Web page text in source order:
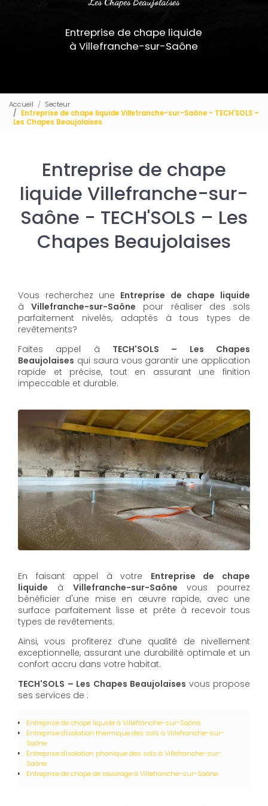
Entreprise de chape liquide
à Villefranche-sur-Saône
Accueil
Secteur
Entreprise de chape liquide Villefranche-sur-Saône - TECH'SOLS –
Les Chapes Beaujolaises
Entreprise de chape
liquide Villefranche-sur-
Saône - TECH'SOLS – Les
Chapes Beaujolaises
Vous recherchez une Entreprise de chape liquide
àVillefranche-sur-Saône pour réaliser des sols
parfaitement nivelés, adaptés à tous types de
revêtements?
Faites appel à TECH'SOLS – Les Chapes
Beaujolaises qui saura vous garantir une application
rapide et précise, tout en assurant une finition
impeccable et durable.
En faisant appel à votre Entreprise de chape
liquide à Villefranche-sur-Saône vous pourrez
bénéficier d'une mise en œuvre rapide, avec une
surface parfaitement lisse et prête à recevoir tous
types de revêtements.
Ainsi, vous profiterez d’une qualité de nivellement
exceptionnelle, assurant une durabilité optimale et un
confort accru dans votre habitat.
TECH'SOLS – Les Chapes Beaujolaises vous propose
ses services de :
Entreprise de chape liquideà Villefranche-sur-Saône
Entreprise d'isolation thermique des sols à Villefranche-sur-
Saône
Entreprise d'isolation phonique des sols à Villefranche-sur-
Saône
Entreprise de chape de ravoirageà Villefranche-sur-Saône